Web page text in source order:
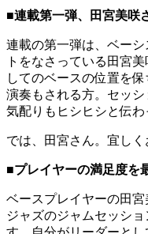
■連載第一弾、田宮美咲
連載の第一弾は、ベー
トをなさっている田宮
してのベースの位置を
演奏もされる方。セッ
気配りもヒシヒシと伝わ
では、田宮さん。宜しく
■プレイヤーの満足度を
ベースプレイヤーの田宮
ジャズのジャムセッシ